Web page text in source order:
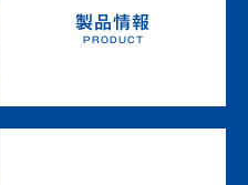
製品情報
PRODUCT